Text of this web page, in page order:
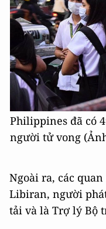
Philippines đã có
người tử vong
Ngoài ra, các
Libiran, người
tải và là Trợ lý Bộ